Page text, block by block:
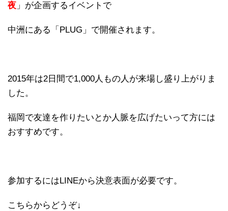
夜 」が企画するイベントで
中洲にある「PLUG」で開催されます。
2015年は2日間で1,000人もの人が来場し盛り上がりま
した。
福岡で友達を作りたいとか人脈を広げたいって方には
おすすめです。
参加するにはLINEから決意表面が必要です。
こちらからどうぞ↓